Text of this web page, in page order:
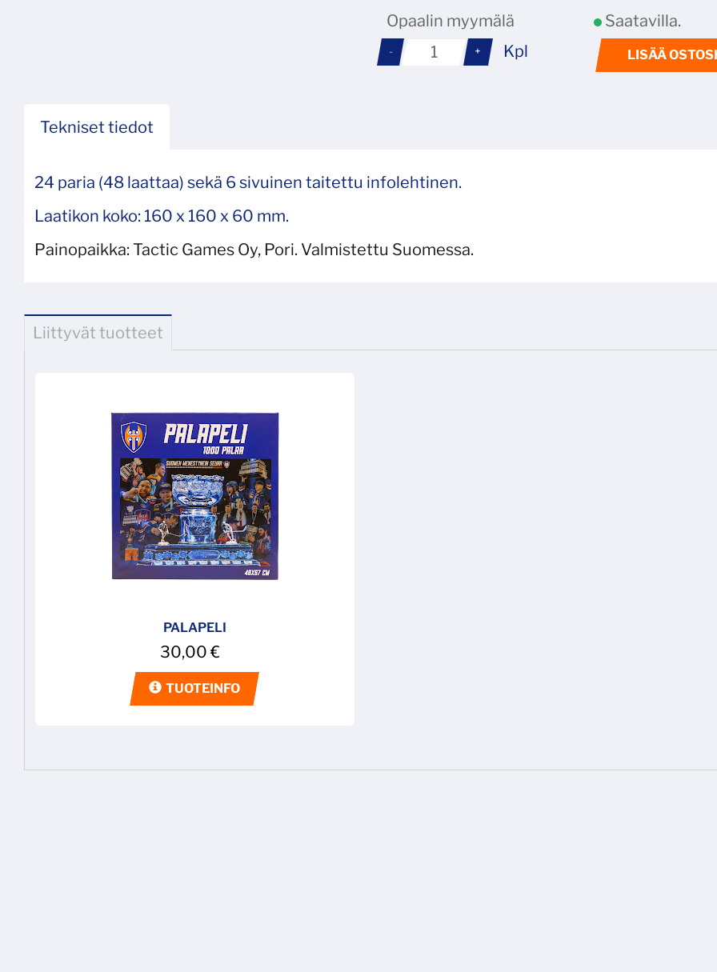
Opaalin myymälä Saatavilla.
- + Kpl LISÄÄ
Tekniset tiedot
24 paria (48 laattaa) sekä 6 sivuinen taitettu infolehtinen.
Laatikon koko: 160 x 160 x 60 mm.
Painopaikka: Tactic Games Oy, Pori. Valmistettu Suomessa.
Liittyvät tuotteet
PALAPELI
30,00€
TUOTEINFO